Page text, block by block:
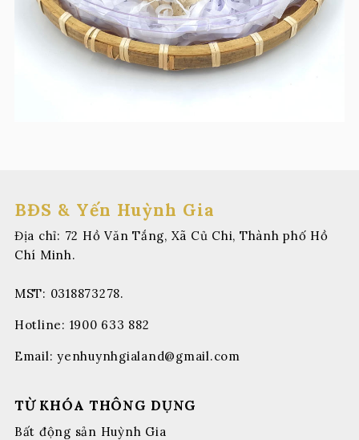
BĐS & Yến Huỳnh Gia
Địa chỉ: 72 Hồ Văn Tắng, Xã Củ Chi, Thành phố Hồ
Chí Minh.
MST: 0318873278.
Hotline: 1900 633 882
Email:yenhuynhgialand@gmail.com
TỪ KHÓA THÔNG DỤNG
Bất động sản Huỳnh Gia